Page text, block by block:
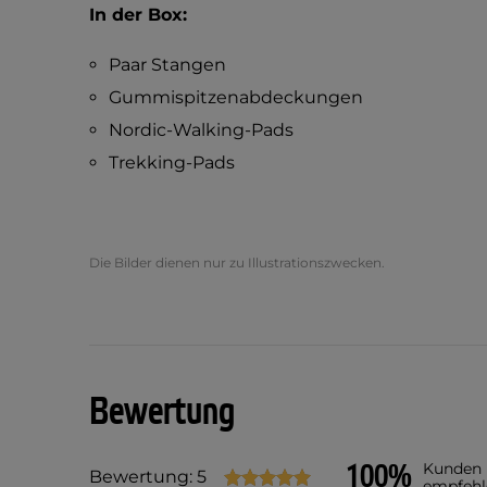
In der Box:
Paar Stangen
Gummispitzenabdeckungen
Nordic-Walking-Pads
Trekking-Pads
Die Bilder dienen nur zu Illustrationszwecken.
Bewertung
Bewertung: 5 100%
Kunden